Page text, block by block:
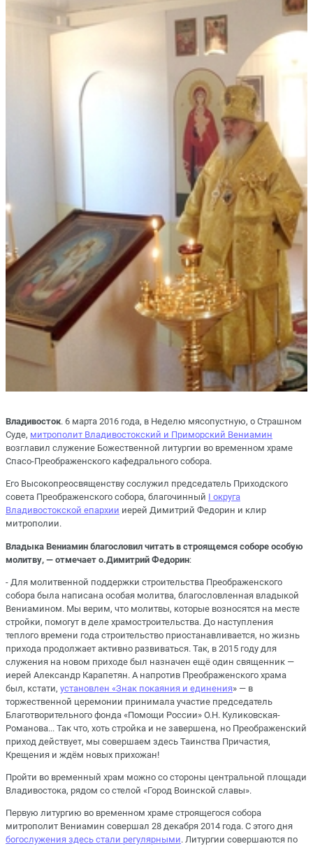
Владивосток. 6 марта 2016 года, в Неделю мясопустную, о Страшном
Суде, митрополит Владивостокский и Приморский Вениамин
возглавил служение Божественной литургии во временном храме
Спасо-Преображенского кафедрального собора.
Его Высокопреосвященству сослужил председатель Приходского
совета Преображенского собора, благочинный I округа
Владивостокской епархии иерей Димитрий Федорин и клир
митрополии.
Владыка Вениамин благословил читать в строящемся соборе особую
молитву, — отмечает о.Димитрий Федорин:
- Для молитвенной поддержки строительства Преображенского
собора была написана особая молитва, благословленная владыкой
Вениамином. Мы верим, что молитвы, которые возносятся на месте
стройки, помогут в деле храмостроительства. До наступления
теплого времени года строительство приостанавливается, но жизнь
прихода продолжает активно развиваться. Так, в 2015 году для
служения на новом приходе был назначен ещё один священник —
иерей Александр Карапетян. А напротив Преображенского храма
был, кстати, установлен «Знак покаяния и единения» — в
торжественной церемонии принимала участие председатель
Благотворительного фонда «Помощи России» О.Н. Куликовская-
Романова... Так что, хоть стройка и не завершена, но Преображенский
приход действует, мы совершаем здесь Таинства Причастия,
Крещения и ждём новых прихожан!
Пройти во временный храм можно со стороны центральной площади
Владивостока, рядом со стелой «Город Воинской славы».
Первую литургию во временном храме строящегося собора
митрополит Вениамин совершал 28 декабря 2014 года. С этого дня
богослужения здесь стали регулярными. Литургии совершаются по